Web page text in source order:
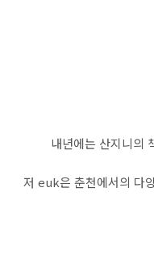
내년에는 산지니의
저 euk은 춘천에서의 다